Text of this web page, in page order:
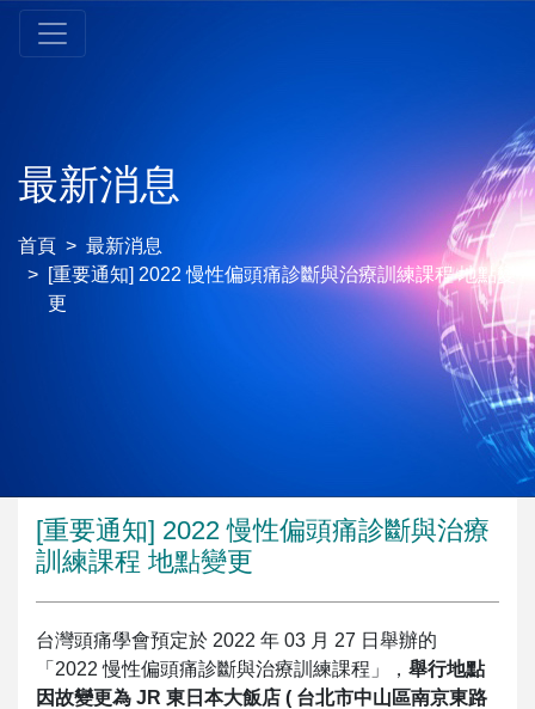
最新消息
首頁
最新消息
[重要通知] 2022 慢性偏頭痛診斷與治療訓練課程 地點變
更
[重要通知] 2022 慢性偏頭痛診斷與治療
訓練課程 地點變更
台灣頭痛學會預定於 2022 年 03 月 27 日舉辦的
「2022 慢性偏頭痛診斷與治療訓練課程」， 舉行地點
因故變更為 JR 東日本大飯店 ( 台北市中山區南京東路